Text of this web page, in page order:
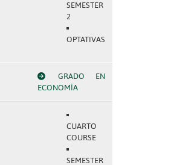
SEMESTER
2
OPTATIVAS
GRADO EN
ECONOMÍA
CUARTO
COURSE
SEMESTER